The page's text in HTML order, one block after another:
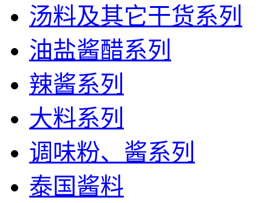
汤料及其它干货系列
油盐酱醋系列
辣酱系列
大料系列
调味粉、酱系列
泰国酱料